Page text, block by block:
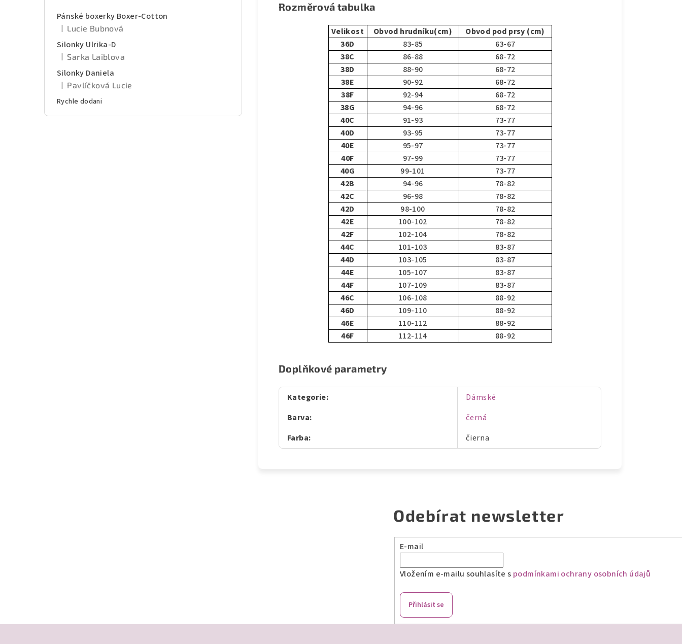
Pánské boxerky Boxer-Cotton
Hodnocení produktu je 5 z 5 hvězdiček.
Lucie Bubnová
Silonky Ulrika-D
Hodnocení produktu je 5 z 5 hvězdiček.
Sarka Laiblova
Silonky Daniela
Hodnocení produktu je 5 z 5 hvězdiček.
Pavlíčková Lucie
Rychle dodani
Rozměrová tabulka
Velikost Obvod hrudníku(cm)
Obvod pod prsy (cm)
36D
83-85
63-67
38C
86-88
68-72
38D
88-90
68-72
38E
90-92
68-72
38F
92-94
68-72
38G
94-96
68-72
40C
91-93
73-77
40D
93-95
73-77
40E
95-97
73-77
40F
97-99
73-77
40G
99-101
73-77
42B
94-96
78-82
42C
96-98
78-82
42D
98-100
78-82
42E
100-102
78-82
42F
102-104
78-82
44C
101-103
83-87
44D
103-105
83-87
44E
105-107
83-87
44F
107-109
83-87
46C
106-108
88-92
46D
109-110
88-92
46E
110-112
88-92
46F
112-114 88-92
Doplňkové parametry
Kategorie:
Dámské
Barva:
černá
Farba: čierna
Odebírat newsletter
E-mail
Vložením e-mailu souhlasíte s podmínkami ochrany osobních údajů
Přihlásit se